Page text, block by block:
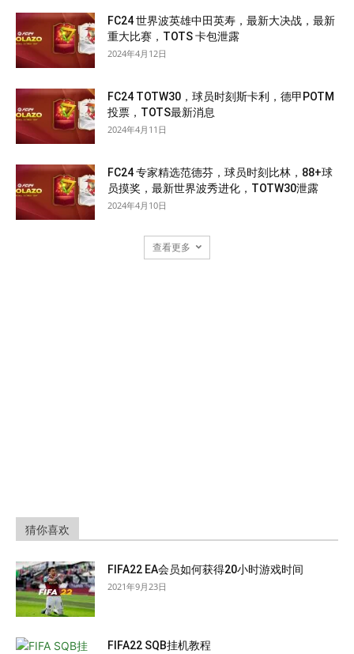
FC24 世界波英雄中田英寿，最新大决战，最新
重大比赛，TOTS 卡包泄露
2024年4月12日
FC24 TOTW30，球员时刻斯卡利，德甲POTM
投票，TOTS最新消息
2024年4月11日
FC24 专家精选范德芬，球员时刻比林，88+球
员摸奖，最新世界波秀进化，TOTW30泄露
2024年4月10日
查看更多
猜你喜欢
FIFA22 EA会员如何获得20小时游戏时间
2021年9月23日
FIFA22 SQB挂机教程